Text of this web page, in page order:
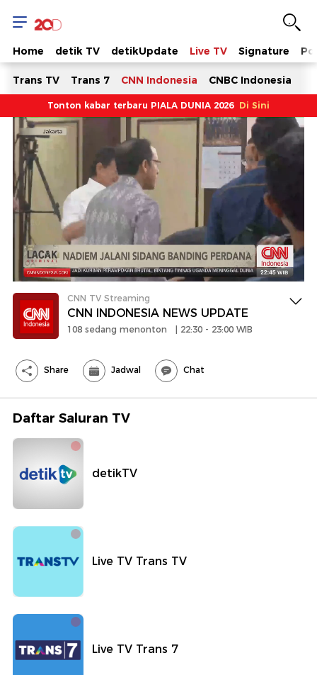
Live
Streaming
CNN
TV
News
We
Can
Trust
20Detik
Home detik TV detikUpdate Live TV Signature
Trans TV Trans 7 CNN Indonesia CNBC Indonesia
Tonton kabar terbaru PIALA DUNIA 2026 Di Sini
CNN TV Streaming
CNN INDONESIA NEWS UPDATE
108 sedang menonton | 22:30 - 23:00 WIB
Share Jadwal Chat
Daftar Saluran TV
detikTV
Live TV Trans TV
Live TV Trans 7